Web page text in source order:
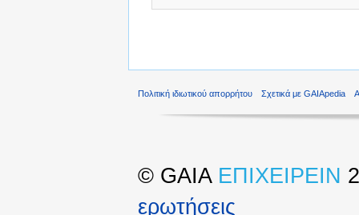
Πολιτική ιδιωτικού απορρήτου Σχετικά με GAIApedia
© GAIA ΕΠΙΧΕΙΡΕΙΝ
ερωτήσεις